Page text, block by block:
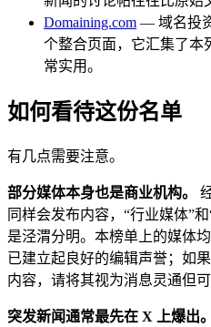
Domaining.com — 域名投
个整合页面，它汇集了本
常实用。
如何看待这份名单
有几点需要注意。
部分媒体本身也是商业机构。
同样会发布内容，“行业媒体”
是泾渭分明。本榜单上的媒体
已建立起良好的编辑声誉；如
内容，请将其视为消息灵通但
突发新闻通常最先在 X 上爆出。